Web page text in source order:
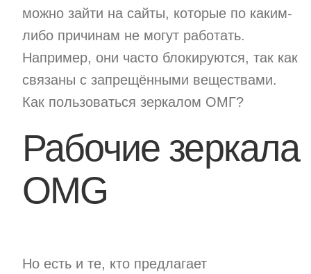
можно зайти на сайты, которые по каким-
либо причинам не могут работать.
Например, они часто блокируются, так как
связаны с запрещёнными веществами.
Как пользоваться зеркалом ОМГ?
Рабочие зеркала
OMG
Но есть и те, кто предлагает